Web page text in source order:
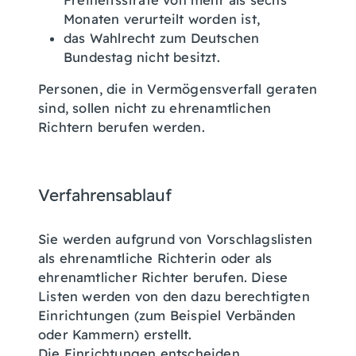
Monaten verurteilt worden ist,
das Wahlrecht zum Deutschen
Bundestag nicht besitzt.
Personen, die in Vermögensverfall geraten
sind, sollen nicht zu ehrenamtlichen
Richtern berufen werden.
Verfahrensablauf
Sie werden aufgrund von Vorschlagslisten
als ehrenamtliche Richterin oder als
ehrenamtlicher Richter berufen. Diese
Listen werden von den dazu berechtigten
Einrichtungen (zum Beispiel Verbänden
oder Kammern) erstellt.